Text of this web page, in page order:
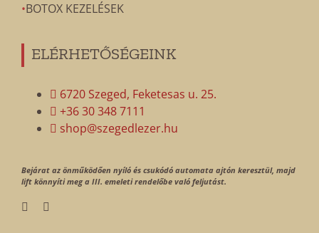
BOTOX KEZELÉSEK
ELÉRHETŐSÉGEINK
6720 Szeged, Feketesas u. 25.
+36 30 348 7111
shop@szegedlezer.hu
Bejárat az önműködően nyíló és csukódó automata ajtón keresztül, majd
lift könnyíti meg a III. emeleti rendelőbe való feljutást.